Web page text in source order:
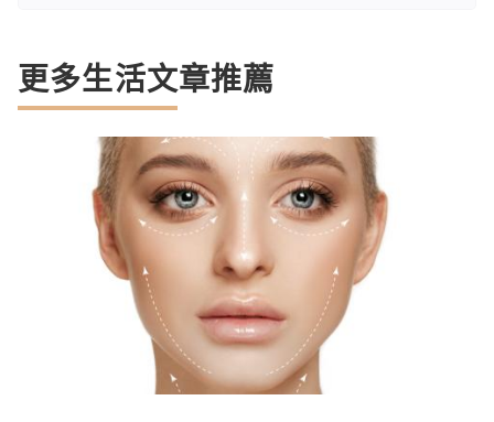
更多生活文章推薦